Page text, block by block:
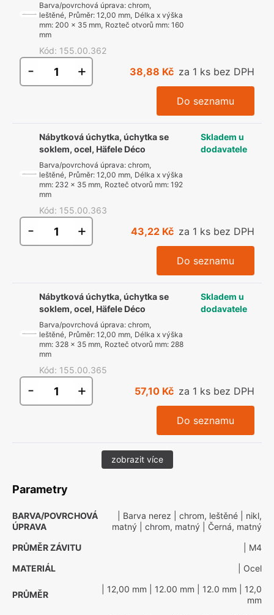
Barva/povrchová úprava: chrom,
leštěné, Průměr: 12,00 mm, Délka x výška
mm: 200 x 35 mm, Rozteč otvorů mm: 160
mm
Kód: 155.00.362
- + 38,88 Kč za 1 ks bez DPH
Do seznamu
Nábytková úchytka, úchytka se
soklem, ocel, Häfele Déco
Barva/povrchová úprava: chrom,
leštěné, Průměr: 12,00 mm, Délka x výška
mm: 232 x 35 mm, Rozteč otvorů mm: 192
mm
Kód: 155.00.363
Skladem u
dodavatele
- + 43,22 Kč za 1 ks bez DPH
Do seznamu
Nábytková úchytka, úchytka se
soklem, ocel, Häfele Déco
Barva/povrchová úprava: chrom,
leštěné, Průměr: 12,00 mm, Délka x výška
mm: 328 x 35 mm, Rozteč otvorů mm: 288
mm
Kód: 155.00.365
Skladem u
dodavatele
- + 57,10 Kč za 1 ks bez DPH
Do seznamu
zobrazit více
Parametry
BARVA/POVRCHOVÁ
ÚPRAVA
| Barva nerez | chrom, leštěné | nikl,
matný | chrom, matný | Černá, matný
PRŮMĚR ZÁVITU
| M4
MATERIÁL
| Ocel
PRŮMĚR
| 12,00 mm | 12.00 mm | 12.0 mm | 12,0
mm